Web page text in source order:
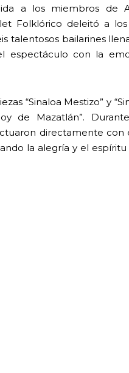
a los miembros de
Folklórico deleitó a
talentosos bailarines
espectáculo con la
“Sinaloa Mestizo” y
de Mazatlán”.
directamente con
la alegría y el